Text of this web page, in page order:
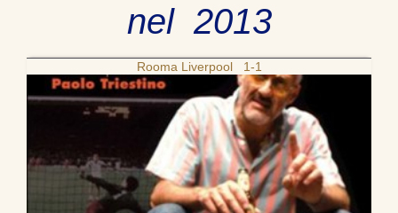
nel 2013
Rooma Liverpool 1-1